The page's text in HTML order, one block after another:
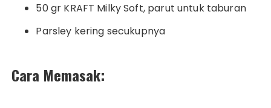
50 gr KRAFT Milky Soft, parut untuk taburan
Parsley kering secukupnya
Cara Memasak: